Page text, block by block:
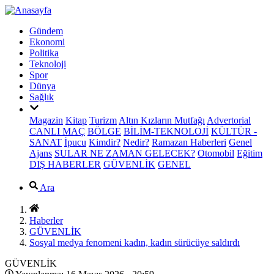
Gündem
Ekonomi
Politika
Teknoloji
Spor
Dünya
Sağlık
Magazin Kitap Turizm Altın Kızların Mutfağı Advertorial
CANLI MAÇ BÖLGE BİLİM-TEKNOLOJİ KÜLTÜR -
SANAT İpucu Kimdir? Nedir? Ramazan Haberleri Genel
Ajans SULAR NE ZAMAN GELECEK? Otomobil Eğitim
DIŞ HABERLER GÜVENLİK GENEL
Ara
Haberler
GÜVENLİK
Sosyal medya fenomeni kadın, kadın sürücüye saldırdı
GÜVENLİK